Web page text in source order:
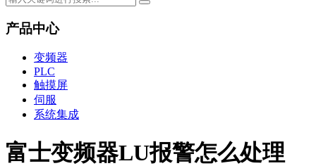
产品中心
变频器
PLC
触摸屏
伺服
系统集成
富士变频器LU报警怎么处理